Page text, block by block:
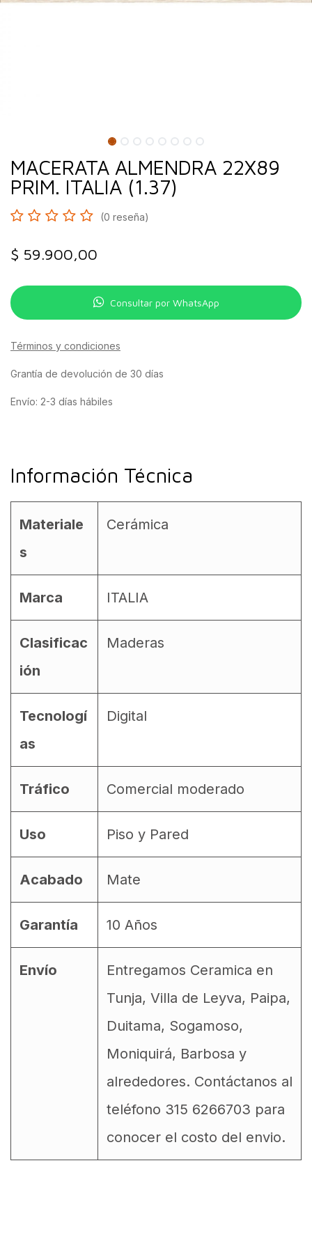
MACERATA ALMENDRA 22X89
PRIM. ITALIA (1.37)
(0 reseña)
$ 59.900,00
Consultar por WhatsApp
Términos y condiciones
Grantía de devolución de 30 días
Envío: 2-3 días hábiles
Información Técnica
Materiale
s
Cerámica
Marca ITALIA
Clasificac
ión
Maderas
Tecnologí
as
Digital
Tráfico Comercial moderado
Uso Piso y Pared
Acabado Mate
Garantía 10 Años
Envío
Entregamos Ceramica en
Tunja, Villa de Leyva, Paipa,
Duitama, Sogamoso,
Moniquirá, Barbosa y
alrededores. Contáctanos al
teléfono 315 6266703 para
conocer el costo del envio.